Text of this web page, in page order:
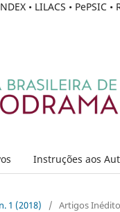
• LILACS • PePSIC •
Instruções aos
1 (2018) / Artigos